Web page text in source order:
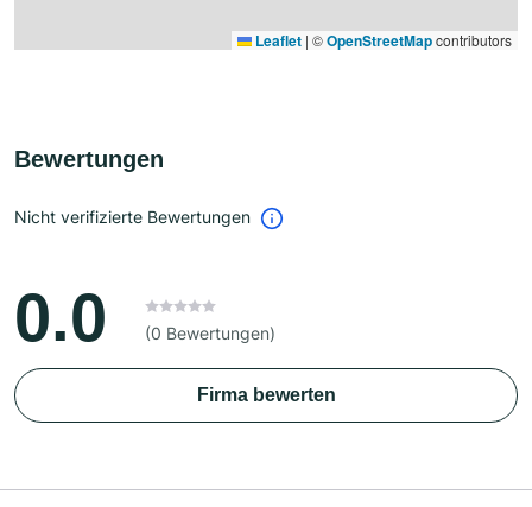
Leaflet | ©OpenStreetMapcontributors
Bewertungen
Nicht verifizierte Bewertungen
0.0 (0 Bewertungen)
Firma bewerten